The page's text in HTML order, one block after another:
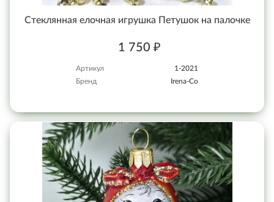
Стеклянная елочная игрушка Петушок на палочке
1 750 ₽
Артикул
1-2021
Бренд
Irena-Co